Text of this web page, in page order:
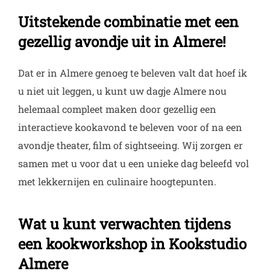
Uitstekende combinatie met een
gezellig avondje uit in Almere!
Dat er in Almere genoeg te beleven valt dat hoef ik
u niet uit leggen, u kunt uw dagje Almere nou
helemaal compleet maken door gezellig een
interactieve kookavond te beleven voor of na een
avondje theater, film of sightseeing. Wij zorgen er
samen met u voor dat u een unieke dag beleefd vol
met lekkernijen en culinaire hoogtepunten.
Wat u kunt verwachten tijdens
een kookworkshop in Kookstudio
Almere